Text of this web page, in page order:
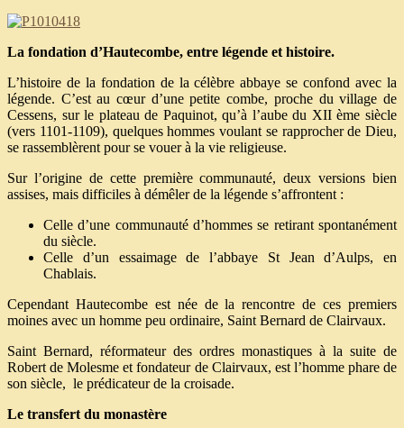
La fondation d’Hautecombe, entre légende et histoire.
L’histoire de la fondation de la célèbre abbaye se confond avec la
légende. C’est au cœur d’une petite combe, proche du village de
Cessens, sur le plateau de Paquinot, qu’à l’aube du XII ème siècle
(vers 1101-1109), quelques hommes voulant se rapprocher de Dieu,
se rassemblèrent pour se vouer à la vie religieuse.
Sur l’origine de cette première communauté, deux versions bien
assises, mais difficiles à démêler de la légende s’affrontent :
Celle d’une communauté d’hommes se retirant spontanément
du siècle.
Celle d’un essaimage de l’abbaye St Jean d’Aulps, en
Chablais.
Cependant Hautecombe est née de la rencontre de ces premiers
moines avec un homme peu ordinaire, Saint Bernard de Clairvaux.
Saint Bernard, réformateur des ordres monastiques à la suite de
Robert de Molesme et fondateur de Clairvaux, est l’homme phare de
son siècle, le prédicateur de la croisade.
Le transfert du monastère